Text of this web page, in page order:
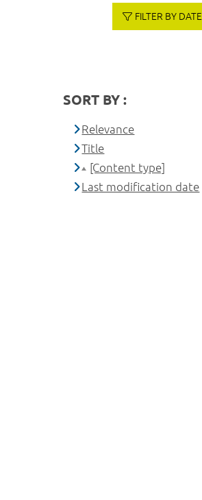
FILTER BY DATE
SORT BY :
Relevance
Title
[Content type]
Last modification date